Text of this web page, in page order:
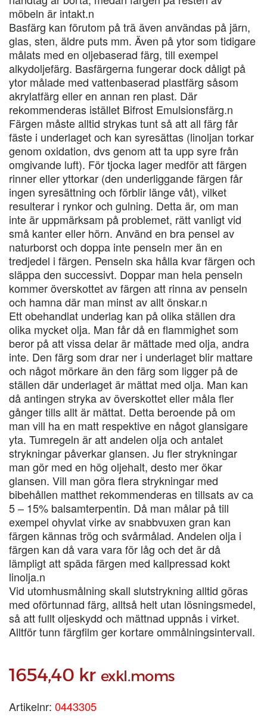
möbeln är intakt.n
Basfärg kan förutom på trä även användas på järn,
glas, sten, äldre puts mm. Även på ytor som tidigare
målats med en oljebaserad färg, till exempel
alkydoljefärg. Basfärgerna fungerar dock dåligt på
ytor målade med vattenbaserad plastfärg såsom
akrylatfärg eller en annan ren plast. Där
rekommenderas istället Bifrost Emulsionsfärg.n
Färgen måste alltid strykas tunt så att all färg får
fäste i underlaget och kan syresättas (linoljan torkar
genom oxidation, dvs genom att ta upp syre från
omgivande luft). För tjocka lager medför att färgen
rinner eller yttorkar (den underliggande färgen får
ingen syresättning och förblir länge våt), vilket
resulterar i rynkor och gulning. Detta är, om man
inte är uppmärksam på problemet, rätt vanligt vid
små kanter eller hörn. Använd en bra pensel av
naturborst och doppa inte penseln mer än en
tredjedel i färgen. Penseln ska hålla kvar färgen och
släppa den successivt. Doppar man hela penseln
kommer överskottet av färgen att rinna av penseln
och hamna där man minst av allt önskar.n
Ett obehandlat underlag kan på olika ställen dra
olika mycket olja. Man får då en flammighet som
beror på att vissa delar är mättade med olja, andra
inte. Den färg som drar ner i underlaget blir mattare
och något mörkare än den färg som ligger på de
ställen där underlaget är mättat med olja. Man kan
då antingen stryka av överskottet eller måla fler
gånger tills allt är mättat. Detta beroende på om
man vill ha en matt respektive en något glansigare
yta. Tumregeln är att andelen olja och antalet
strykningar påverkar glansen. Ju fler strykningar
man gör med en hög oljehalt, desto mer ökar
glansen. Vill man göra flera strykningar med
bibehållen matthet rekommenderas en tillsats av ca
5 – 15% balsamterpentin. Då man målar på till
exempel ohyvlat virke av snabbvuxen gran kan
färgen kännas trög och svårmålad. Andelen olja i
färgen kan då vara vara för låg och det är då
lämpligt att späda färgen med kallpressad kokt
linolja.n
Vid utomhusmålning skall slutstrykning alltid göras
med oförtunnad färg, alltså helt utan lösningsmedel,
så att fullt oljeskydd och mättnad uppnås i virket.
Alltför tunn färgfilm ger kortare ommålningsintervall.
1654,40 kr exkl.moms
Artikelnr: 0443305